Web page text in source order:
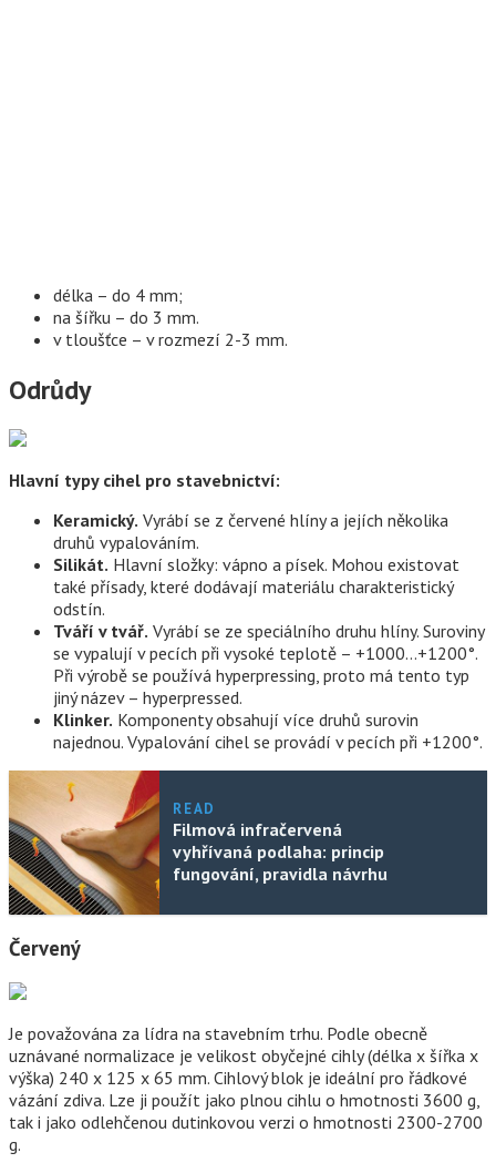
délka – do 4 mm;
na šířku – do 3 mm.
v tloušťce – v rozmezí 2-3 mm.
Odrůdy
Hlavní typy cihel pro stavebnictví:
Keramický. Vyrábí se z červené hlíny a jejích několika
druhů vypalováním.
Silikát. Hlavní složky: vápno a písek. Mohou existovat
také přísady, které dodávají materiálu charakteristický
odstín.
Tváří v tvář. Vyrábí se ze speciálního druhu hlíny. Suroviny
se vypalují v pecích při vysoké teplotě – +1000…+1200°.
Při výrobě se používá hyperpressing, proto má tento typ
jiný název – hyperpressed.
Klinker. Komponenty obsahují více druhů surovin
najednou. Vypalování cihel se provádí v pecích při +1200°.
READ
Filmová infračervená
vyhřívaná podlaha: princip
fungování, pravidla návrhu
Červený
Je považována za lídra na stavebním trhu. Podle obecně
uznávané normalizace je velikost obyčejné cihly (délka x šířka x
výška) 240 x 125 x 65 mm. Cihlový blok je ideální pro řádkové
vázání zdiva. Lze ji použít jako plnou cihlu o hmotnosti 3600 g,
tak i jako odlehčenou dutinkovou verzi o hmotnosti 2300-2700
g.